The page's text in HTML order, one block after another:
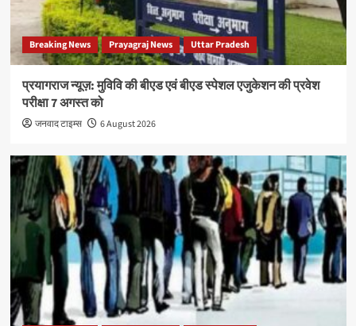
Breaking News Prayagraj News Uttar Pradesh
प्रयागराज न्यूज़: मुविवि की बीएड एवं बीएड स्पेशल एजुकेशन की प्रवेश
परीक्षा 7 अगस्त को
जनवाद टाइम्स 6 August 2026